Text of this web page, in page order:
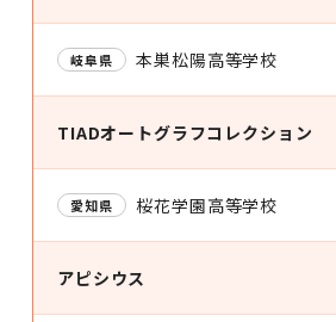
岐阜県 本巣松陽高等学校
TIADオートグラフコレクション
愛知県 桜花学園高等学校
アピシウス